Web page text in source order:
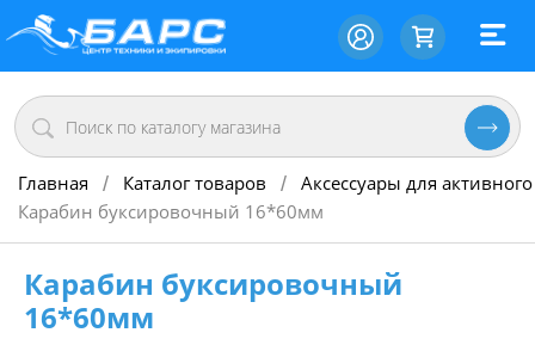
Главная / Каталог товаров / Аксессуары для
Карабин буксировочный 16*60мм
Карабин буксировочный
16*60мм